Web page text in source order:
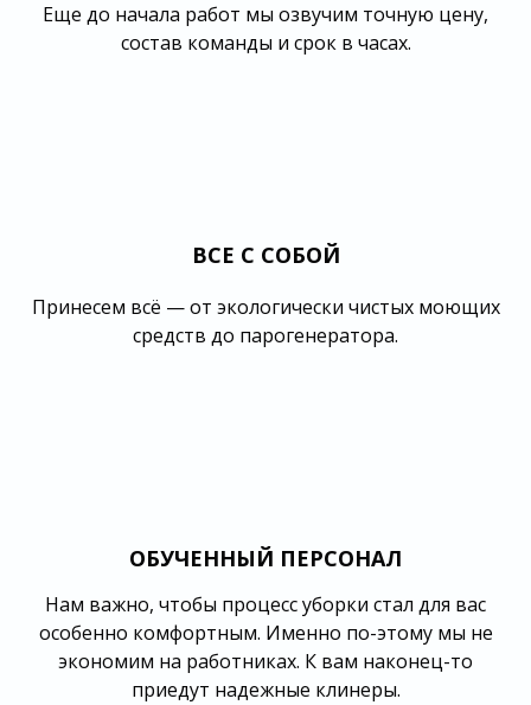
Еще до начала работ мы озвучим точную цену,
состав команды и срок в часах.
ВСЕ С СОБОЙ
Принесем всё — от экологически чистых моющих
средств до парогенератора.
ОБУЧЕННЫЙ ПЕРСОНАЛ
Нам важно, чтобы процесс уборки стал для вас
особенно комфортным. Именно по-этому мы не
экономим на работниках. К вам наконец-то
приедут надежные клинеры.